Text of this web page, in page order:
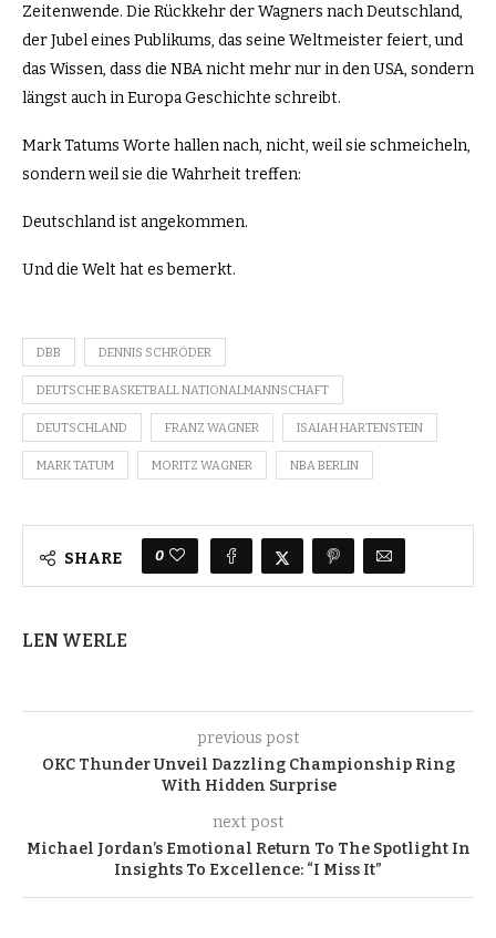
Zeitenwende. Die Rückkehr der Wagners nach Deutschland,
der Jubel eines Publikums, das seine Weltmeister feiert, und
das Wissen, dass die NBA nicht mehr nur in den USA, sondern
längst auch in Europa Geschichte schreibt.
Mark Tatums Worte hallen nach, nicht, weil sie schmeicheln,
sondern weil sie die Wahrheit treffen:
Deutschland ist angekommen.
Und die Welt hat es bemerkt.
DBB DENNIS SCHRÖDER
DEUTSCHE BASKETBALL NATIONALMANNSCHAFT
DEUTSCHLAND FRANZ WAGNER ISAIAH HARTENSTEIN
MARK TATUM MORITZ WAGNER NBA BERLIN
SHARE 0
LEN WERLE
previous post
OKC Thunder Unveil Dazzling Championship Ring
With Hidden Surprise
next post
Michael Jordan’s Emotional Return To The Spotlight In
Insights To Excellence: “I Miss It”